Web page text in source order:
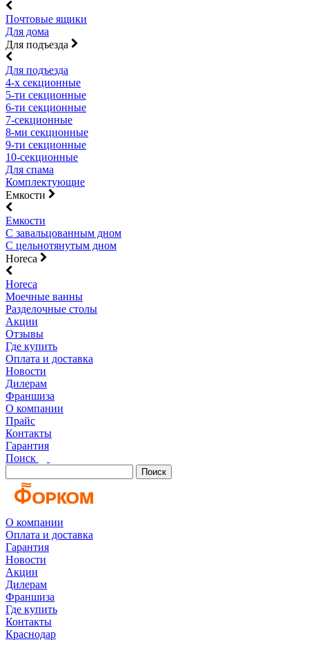
Почтовые ящики
Для дома
Для подъезда
Для подъезда
4-х секционные
5-ти секционные
6-ти секционные
7-секционные
8-ми секционные
9-ти секционные
10-секционные
Для спама
Комплектующие
Емкости
Емкости
С завальцованным дном
С цельнотянутым дном
Horeca
Horeca
Моечные ванны
Разделочные столы
Акции
Отзывы
Где купить
Оплата и доставка
Новости
Дилерам
Франшиза
О компании
Прайс
Контакты
Гарантия
Поиск
Поиск
О компании
Оплата и доставка
Гарантия
Новости
Акции
Дилерам
Франшиза
Где купить
Контакты
Краснодар